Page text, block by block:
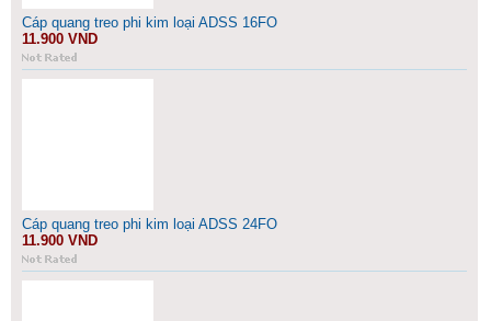
Cáp quang treo phi kim loại ADSS 16FO
11.900 VND
Cáp quang treo phi kim loại ADSS 24FO
11.900 VND